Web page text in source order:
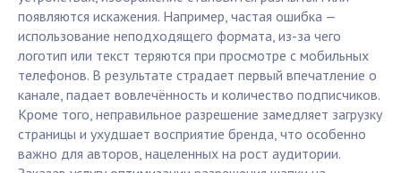
появляются искажения. Например, частая ошибка —
использование неподходящего формата, из-за чего
логотип или текст теряются при просмотре с мобильных
телефонов. В результате страдает первый впечатление о
канале, падает вовлечённость и количество подписчиков.
Кроме того, неправильное разрешение замедляет загрузку
страницы и ухудшает восприятие бренда, что особенно
важно для авторов, нацеленных на рост аудитории.